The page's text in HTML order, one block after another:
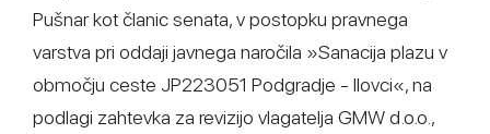
Pušnar kot članic senata, v postopku pravnega
varstva pri oddaji javnega naročila »Sanacija plazu v
območju ceste JP223051 Podgradje - Ilovci«, na
podlagi zahtevka za revizijo vlagatelja GMW d.o.o.,